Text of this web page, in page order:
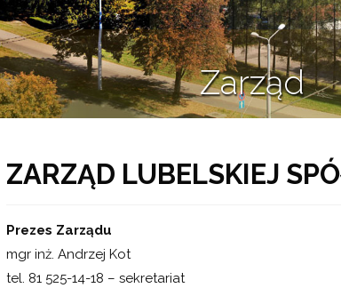
Zarząd
ZARZĄD LUBELSKIEJ
Prezes Zarządu
mgr inż. Andrzej Kot
tel. 81 525-14-18 – sekretariat